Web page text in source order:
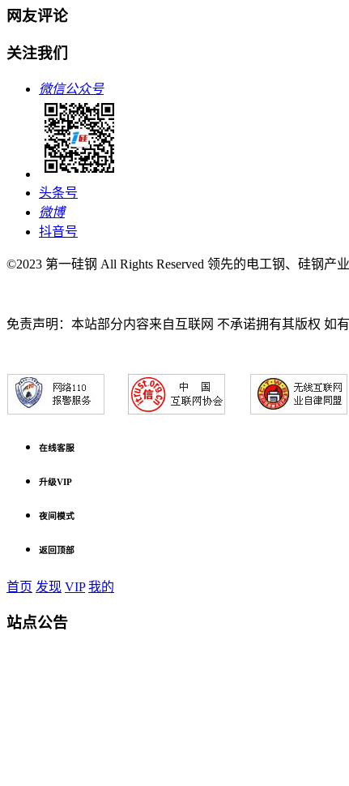
网友评论
关注我们
微信公众号
头条号
微博
抖音号
©2023 第一硅钢 All Rights Reserved 领先的电工钢、硅钢产
免责声明：本站部分内容来自互联网 不承诺拥有其版权 如
在线客服
升级VIP
夜间模式
返回顶部
首页 发现 VIP 我的
站点公告